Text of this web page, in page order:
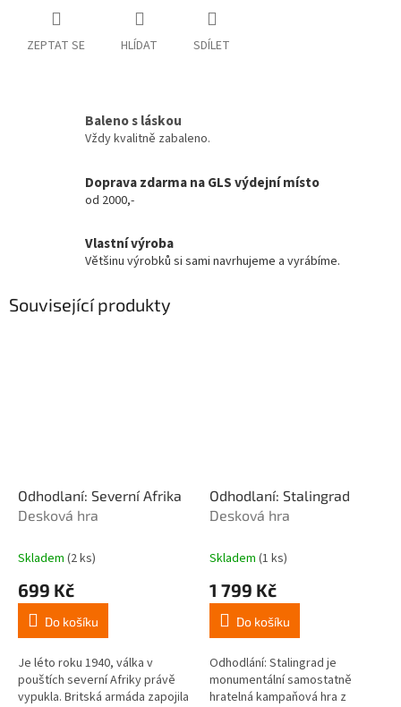
ZEPTAT SE HLÍDAT SDÍLET
Baleno s láskou
Vždy kvalitně zabaleno.
Doprava zdarma na GLS výdejní místo
od 2000,-
Vlastní výroba
Většinu výrobků si sami navrhujeme a vyrábíme.
Související produkty
Odhodlaní: Severní Afrika
Desková hra
Skladem (2 ks)
699 Kč
Do košíku
Je léto roku 1940, válka v
pouštích severní Afriky právě
vypukla. Britská armáda zapojila
Odhodlaní: Stalingrad
Desková hra
Skladem (1 ks)
1 799 Kč
Do košíku
Odhodlání: Stalingrad je
monumentální samostatně
hratelná kampaňová hra z